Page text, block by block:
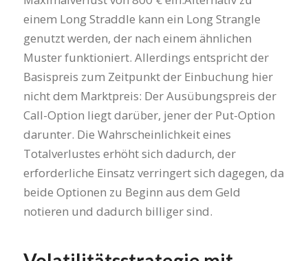
einem Long Straddle kann ein Long Strangle
genutzt werden, der nach einem ähnlichen
Muster funktioniert. Allerdings entspricht der
Basispreis zum Zeitpunkt der Einbuchung hier
nicht dem Marktpreis: Der Ausübungspreis der
Call-Option liegt darüber, jener der Put-Option
darunter. Die Wahrscheinlichkeit eines
Totalverlustes erhöht sich dadurch, der
erforderliche Einsatz verringert sich dagegen, da
beide Optionen zu Beginn aus dem Geld
notieren und dadurch billiger sind.